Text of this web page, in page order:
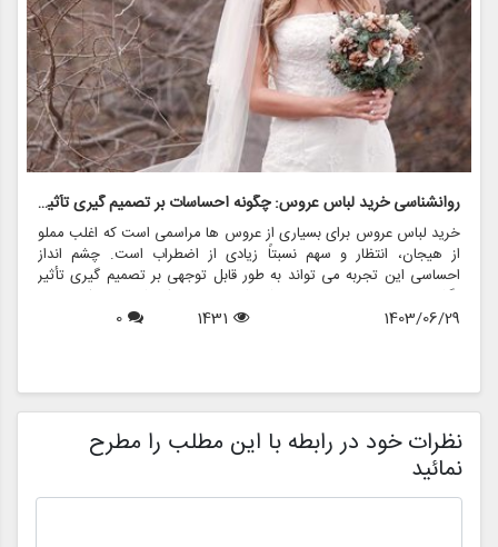
روانشناسی خرید لباس عروس: چگونه احساسات بر تصمیم گیری تأثیر می گذارد
خرید لباس عروس برای بسیاری از عروس ها مراسمی است که اغلب مملو
از هیجان، انتظار و سهم نسبتاً زیادی از اضطراب است. چشم انداز
احساسی این تجربه می تواند به طور قابل توجهی بر تصمیم گیری تأثیر
بگذارد و منجر به انتخاب هایی شود که نه تنها سبک شخصی بلکه عوامل
روانی عمیق تری را نیز منعکس می کند. در این مقاله، روانشناسی خرید
1403/06/29
1431
0
نظرات خود در رابطه با این مطلب را مطرح
نمائید